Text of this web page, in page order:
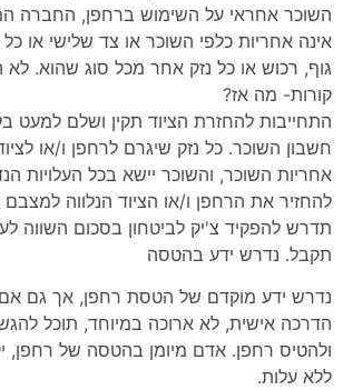
השוכר אחראי על השימוש ברחפן, החברה
אינה אחריות כלפי השוכר או צד שלישי או כל
גוף, רכוש או כל נזק אחר מכל סוג שהוא. לא
קורות- מה אז?
התחייבות להחזרת הציוד תקין ושלם למעט
חשבון השוכר. כל נזק שיגרם לרחפן ו/או
אחריות השוכר, והשוכר יישא בכל העלויות
להחזיר את הרחפן ו/או הציוד הנלווה
תדרש להפקיד צ'יק לביטחון בסכום השווה
תקבל. נדרש ידע בהטסה
נדרש ידע מוקדם של הטסת רחפן, אך גם אם
הדרכה אישית, לא ארוכה במיוחד, תוכל
ולהטיס רחפן. אדם מיומן בהטסה של רחפן,
ללא עלות.